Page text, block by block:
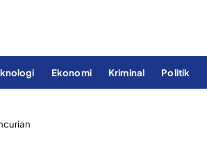
Ekonomi Kriminal Politik